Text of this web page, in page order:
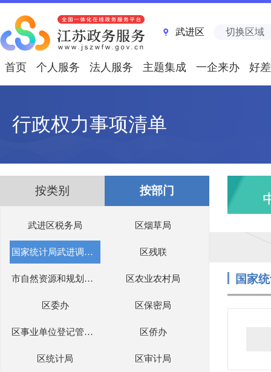
武进区 切换区域
首页 个人服务 法人服务 主题集成 一企来办 好
行政权力事项清单
按类别 按部门
武进区税务局 区烟草局
国家统计局武进调查队 区残联
市自然资源和规划局武进分局 区农业农村局
区委办 区保密局
区事业单位登记管理局 区侨办
区统计局 区审计局
国家